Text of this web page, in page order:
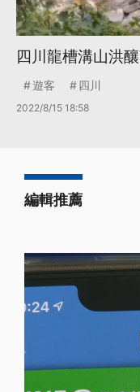
四川龍槽溝山洪
遊客 四川
2022/8/15 18:58
編輯推薦